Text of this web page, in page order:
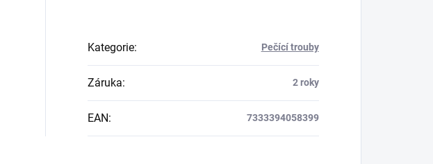
Kategorie: Pečící trouby
Záruka: 2 roky
EAN: 7333394058399